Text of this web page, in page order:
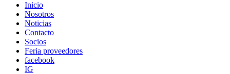
Inicio
Nosotros
Noticias
Contacto
Socios
Feria proveedores
facebook
IG